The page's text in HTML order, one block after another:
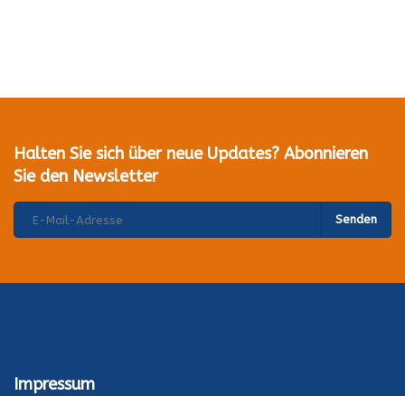
Halten Sie sich über neue Updates? Abonnieren
Sie den Newsletter
Senden
Impressum